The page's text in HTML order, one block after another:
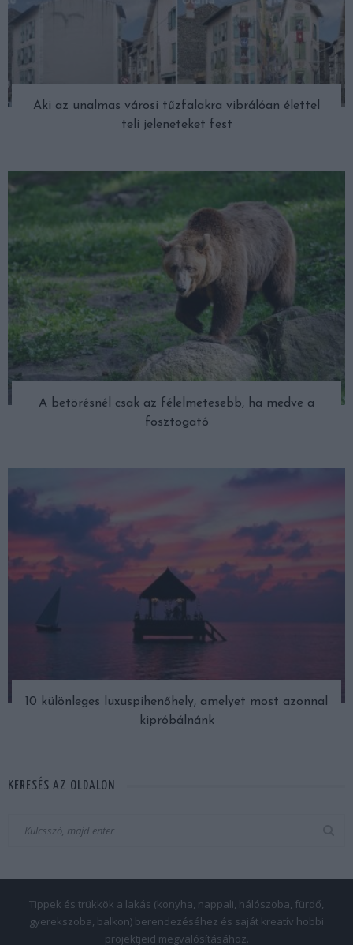
Aki az unalmas városi tűzfalakra vibrálóan élettel
teli jeleneteket fest
A betörésnél csak az félelmetesebb, ha medve a
fosztogató
10 különleges luxuspihenőhely, amelyet most azonnal
kipróbálnánk
KERESÉS AZ OLDALON
Tippek és trükkök a lakás (konyha, nappali, hálószoba, fürdő,
gyerekszoba, balkon) berendezéséhez és saját kreatív hobbi
projektjeid megvalósításához.